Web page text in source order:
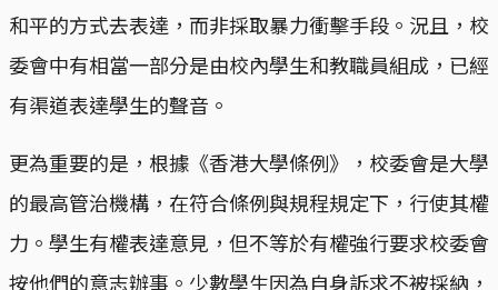
和平的方式去表達，而非採取暴力衝擊手段。況且，校
委會中有相當一部分是由校內學生和教職員組成，已經
有渠道表達學生的聲音。
更為重要的是，根據《香港大學條例》，校委會是大學
的最高管治機構，在符合條例與規程規定下，行使其權
力。學生有權表達意見，但不等於有權強行要求校委會
按他們的意志辦事。少數學生因為自身訴求不被採納，